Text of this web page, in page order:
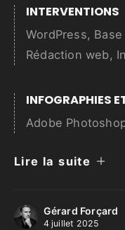
INTERVENTIONS
WordPress,
Rédaction web,
INFOGRAPHIES
Adobe
Lire la suite
Gérard Forçard
4 juillet 2025